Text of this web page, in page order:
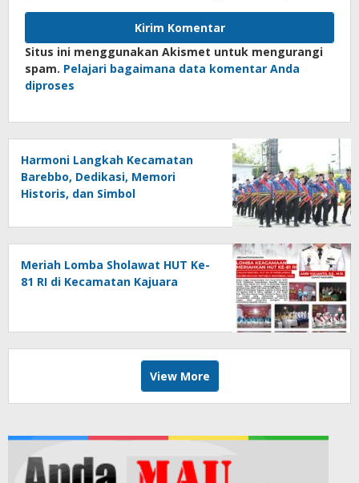
Situs ini menggunakan Akismet untuk mengurangi
spam. Pelajari bagaimana data komentar Anda
diproses
Harmoni Langkah Kecamatan
Barebbo, Dedikasi, Memori
Historis, dan Simbol
Meriah Lomba Sholawat HUT Ke-
81 RI di Kecamatan Kajuara
View More